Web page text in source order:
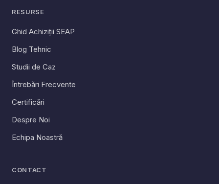
RESURSE
Ghid Achiziții SEAP
Blog Tehnic
Studii de Caz
Întrebări Frecvente
Certificări
Despre Noi
Echipa Noastră
CONTACT